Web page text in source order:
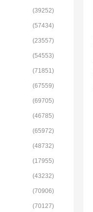
(39252)
(57434)
(23557)
(54553)
(71851)
(67559)
(69705)
(46785)
(65972)
(48732)
(17955)
(43232)
(70906)
(70127)